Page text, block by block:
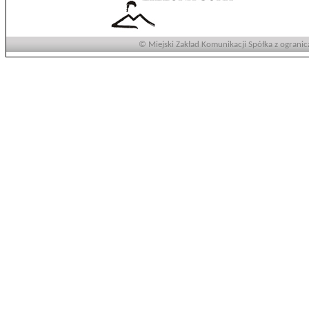
© Miejski Zakład Komunikacji Spółka z